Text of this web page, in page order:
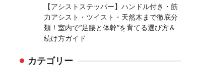
【アシストステッパー】ハンドル付き・筋
力アシスト・ツイスト・天然木まで徹底分
類！室内で“足腰と体幹”を育てる選び方＆
続け方ガイド
カテゴリー